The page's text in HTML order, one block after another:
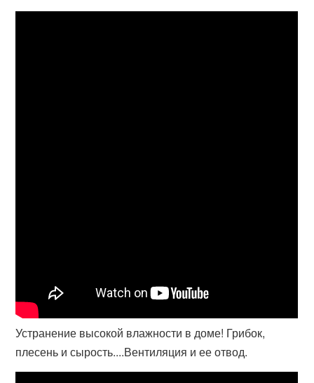
Устранение высокой влажности в доме! Грибок,
плесень и сырость....Вентиляция и ее отвод.